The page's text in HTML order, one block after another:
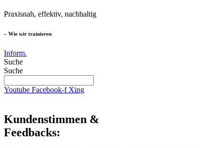
Praxisnah, effektiv, nachhaltig
– Wie wir trainieren
Inform.
Suche
Suche
Youtube Facebook-f Xing
Kundenstimmen &
Feedbacks: